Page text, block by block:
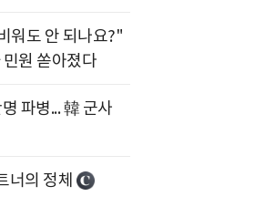
워도 안 되나요?"
원 쏟아졌다
파병... 韓 군사
너의 정체